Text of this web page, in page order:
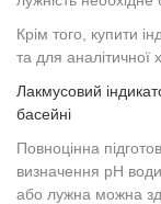
Крім того, купити
та для аналітичної
Лакмусовий
басейні
Повноцінна
визначення рН
або лужна можна